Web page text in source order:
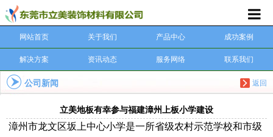
网站首页 关于我们 产品中心 成功案例
解决方案 资讯动态 服务网络 联系我们
返回
公司新闻
立美地板有幸参与福建漳州上板小学建设
漳州市龙文区坂上中心小学是一所省级农村示范学校和市级